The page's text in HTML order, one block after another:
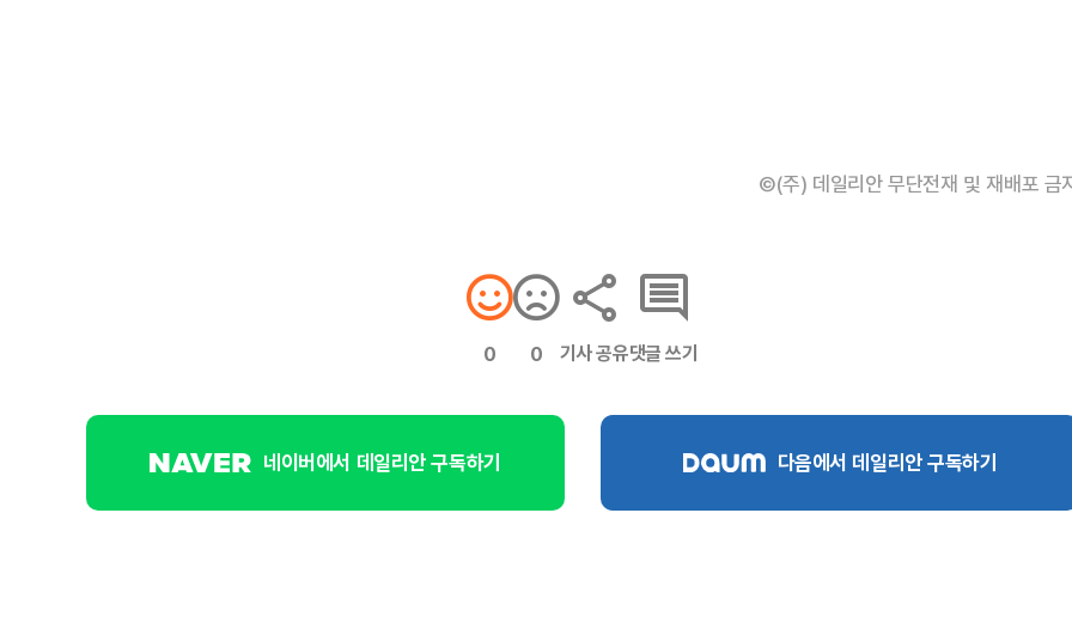
©(주) 데일리안 무단전재 및 재배포 금
0 0 기사 공유댓글 쓰기
네이버에서 데일리안 구독하기 다음에서 데일리안 구독하기